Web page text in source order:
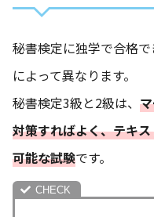
秘書検定に独学で合格
によって異なります。
秘書検定3級と2級は、
対策すればよく、テキ
可能な試験です。